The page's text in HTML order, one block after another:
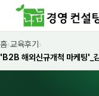
홈
홈›교육후기 ›
'B2B 해외신규개척 마케팅'_